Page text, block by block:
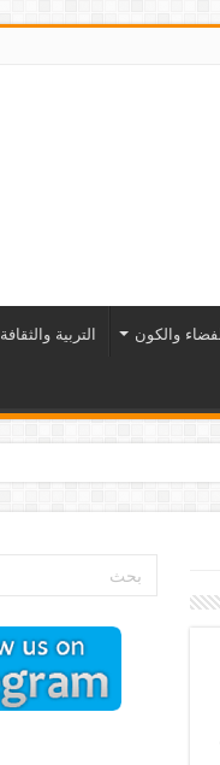
والكون التربية والثقافة